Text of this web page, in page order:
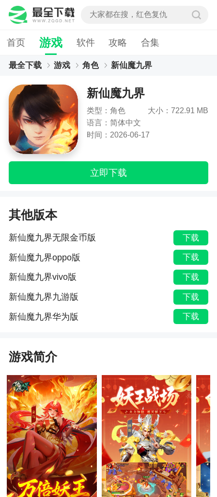
首页 游戏 软件 攻略 合集
最全下载 游戏 角色 新仙魔九界
新仙魔九界
类型：角色
大小：722.91 MB
语言：简体中文
时间：2026-06-17
立即下载
其他版本
新仙魔九界无限金币版 下载
新仙魔九界oppo版 下载
新仙魔九界vivo版 下载
新仙魔九界九游版 下载
新仙魔九界华为版 下载
游戏简介